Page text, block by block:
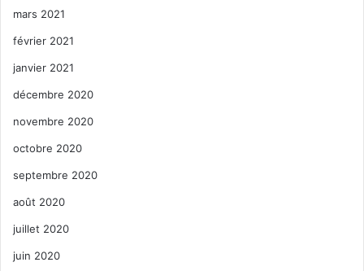
mars 2021
février 2021
janvier 2021
décembre 2020
novembre 2020
octobre 2020
septembre 2020
août 2020
juillet 2020
juin 2020